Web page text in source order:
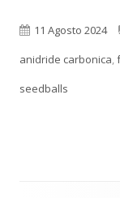
Pubblicato
11 Agosto 2024
anidride carbonica,
seedballs